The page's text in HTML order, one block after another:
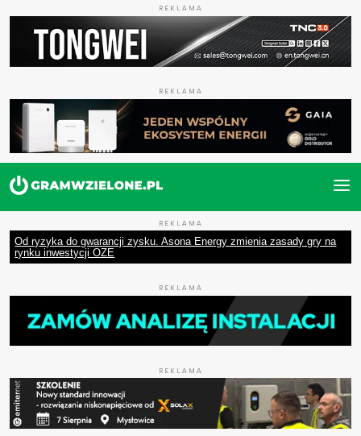
REKLAMA
REKLAMA
REKLAMA
Od ryzyka do gwarancji zysku. Asona Energy zmienia zasady gry na
rynku inwestycji OZE
REKLAMA
REKLAMA